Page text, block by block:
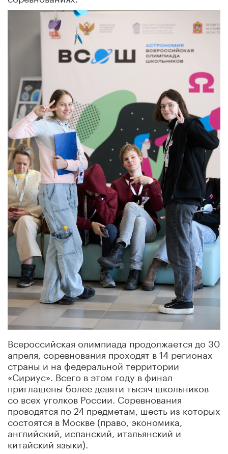
Всероссийская олимпиада продолжается до 30
апреля, соревнования проходят в 14 регионах
страны и на федеральной территории
«Сириус». Всего в этом году в финал
приглашены более девяти тысяч школьников
со всех уголков России. Соревнования
проводятся по 24 предметам, шесть из которых
состоятся в Москве (право, экономика,
английский, испанский, итальянский и
китайский языки).